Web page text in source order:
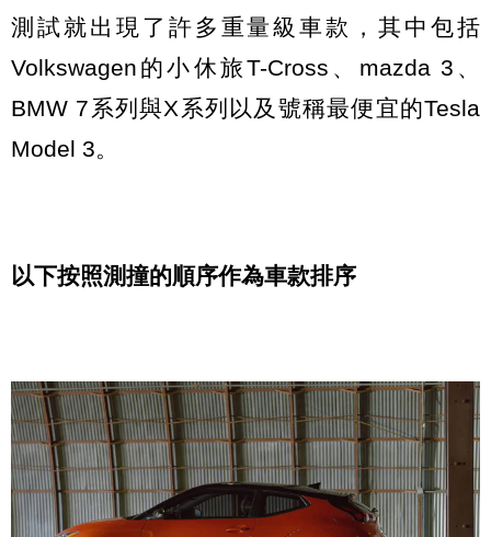
測試就出現了許多重量級車款，其中包括
Volkswagen的小休旅T-Cross、mazda 3、
BMW 7系列與X系列以及號稱最便宜的Tesla
Model 3。
以下按照測撞的順序作為車款排序